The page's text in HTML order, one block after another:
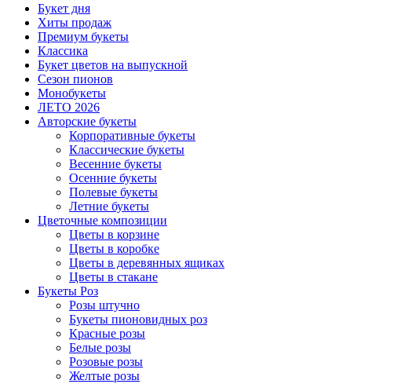
Букет дня
Хиты продаж
Премиум букеты
Классика
Букет цветов на выпускной
Сезон пионов
Монобукеты
ЛЕТО 2026
Авторские букеты
Корпоративные букеты
Классические букеты
Весенние букеты
Осенние букеты
Полевые букеты
Летние букеты
Цветочные композиции
Цветы в корзине
Цветы в коробке
Цветы в деревянных ящиках
Цветы в стакане
Букеты Роз
Розы штучно
Букеты пионовидных роз
Красные розы
Белые розы
Розовые розы
Желтые розы